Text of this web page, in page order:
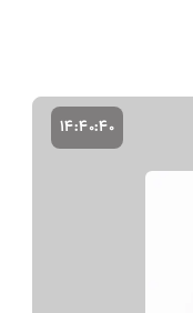
14:40:39